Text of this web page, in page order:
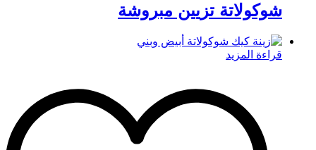
شوكولاتة تزيين مبروشة
قراءة المزيد